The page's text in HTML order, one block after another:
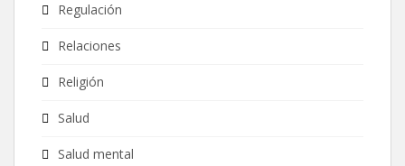
Regulación
Relaciones
Religión
Salud
Salud mental